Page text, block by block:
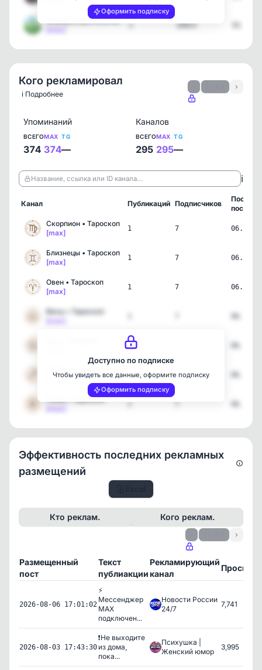
Формула Долголетия
1 18923
Оформить подписку
Кого рекламировал
ℹ️ Подробнее
›
Упоминаний
ВСЕГО
374
MAX
374
TG
—
Каналов
ВСЕГО
295
MAX
295
TG
—
Название, ссылка или ID канала… ℹ️
Канал Публикаций Подписчиков
пост
Скорпион • Тароскоп
[max]
1 7
Близнецы • Тароскоп
[max]
1 7
Овен • Тароскоп
[max]
1 7
Весы • Тароскоп
1
[max]
1 7
Рыбы • Тароскоп
1 7
Доступно по подписке
Чтобы увидеть все данные, оформите подписку
Оформить подписку
Эффективность последних рекламных
размещений
Кто реклам. Кого реклам.
›
Размещенный
пост
Текст
публиакции
Рекламирующий
канал
2026-08-06 17:01:02
⚡️
Мессенджер
МАХ
подключен...
Новости России
24/7
7,741
2026-08-03 17:43:30
❗️Не выходите
из дома,
пока...
Психушка |
Женский юмор
3,995